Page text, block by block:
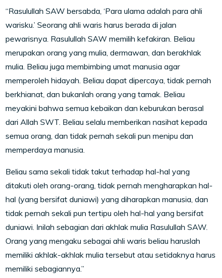
“Rasulullah SAW bersabda, ‘Para ulama adalah para ahli
warisku.’ Seorang ahli waris harus berada di jalan
pewarisnya. Rasulullah SAW memilih kefakiran. Beliau
merupakan orang yang mulia, dermawan, dan berakhlak
mulia. Beliau juga membimbing umat manusia agar
memperoleh hidayah. Beliau dapat dipercaya, tidak pernah
berkhianat, dan bukanlah orang yang tamak. Beliau
meyakini bahwa semua kebaikan dan keburukan berasal
dari Allah SWT. Beliau selalu memberikan nasihat kepada
semua orang, dan tidak pernah sekali pun menipu dan
memperdaya manusia.
Beliau sama sekali tidak takut terhadap hal-hal yang
ditakuti oleh orang-orang, tidak pernah mengharapkan hal-
hal (yang bersifat duniawi) yang diharapkan manusia, dan
tidak pernah sekali pun tertipu oleh hal-hal yang bersifat
duniawi. Inilah sebagian dari akhlak mulia Rasulullah SAW.
Orang yang mengaku sebagai ahli waris beliau haruslah
memiliki akhlak-akhlak mulia tersebut atau setidaknya harus
memiliki sebagiannya.”